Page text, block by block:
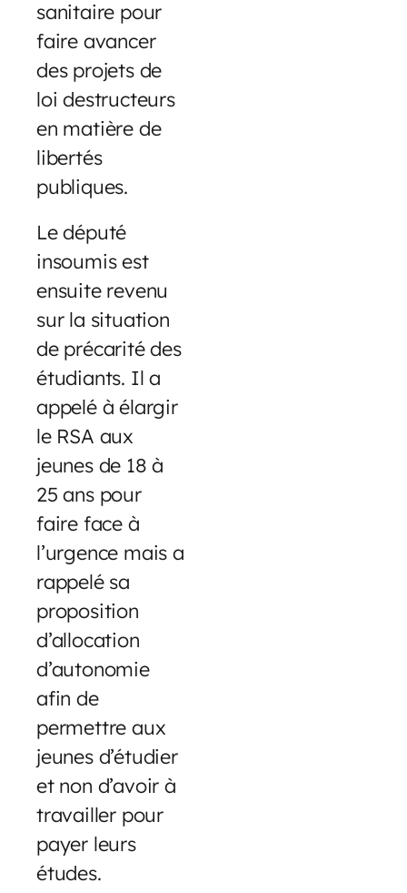
sanitaire pour
faire avancer
des projets de
loi destructeurs
en matière de
libertés
publiques.
Le député
insoumis est
ensuite revenu
sur la situation
de précarité des
étudiants. Il a
appelé à élargir
le RSA aux
jeunes de 18 à
25 ans pour
faire face à
l’urgence mais a
rappelé sa
proposition
d’allocation
d’autonomie
afin de
permettre aux
jeunes d’étudier
et non d’avoir à
travailler pour
payer leurs
études.